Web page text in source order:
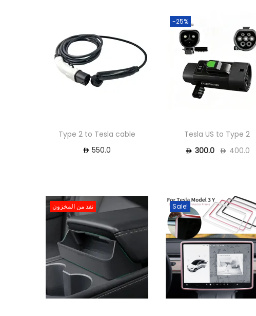
-25%
Tesla US to Type 2
400.0
300.0
Type 2 to Tesla cable
550.0
Sale! نفذ من المخزون